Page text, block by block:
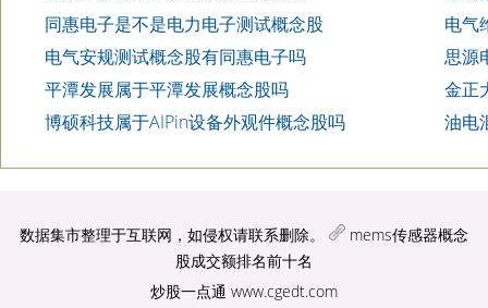
同惠电子是不是电力电子测试概念股
电气
电气安规测试概念股有同惠电子吗
思源
平潭发展属于平潭发展概念股吗
金正
博硕科技属于AIPin设备外观件概念股吗
油电
数据集市整理于互联网，如侵权请联系删除。
mems传感器概念
股成交额排名前十名
炒股一点通 www.cgedt.com